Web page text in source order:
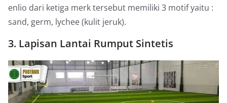
enlio dari ketiga merk tersebut memiliki 3 motif yaitu :
sand, germ, lychee (kulit jeruk).
3. Lapisan Lantai Rumput Sintetis